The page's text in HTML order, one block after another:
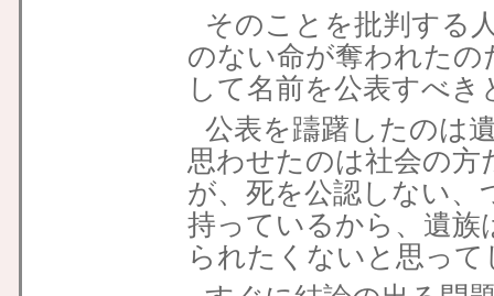
そのことを批判する
のない命が奪われた
して名前を公表すべき
公表を躊躇したのは
思わせたのは社会の
が、死を公認しない、
持っているから、遺族
られたくないと思って